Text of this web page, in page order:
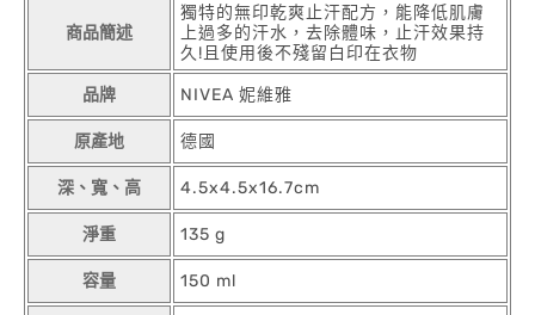
商品簡述
獨特的無印乾爽止汗配方，能降低肌膚
上過多的汗水，去除體味，止汗效果持
久!且使用後不殘留白印在衣物
品牌 NIVEA 妮維雅
原產地 德國
深、寬、高 4.5x4.5x16.7cm
淨重 135 g
容量 150 ml